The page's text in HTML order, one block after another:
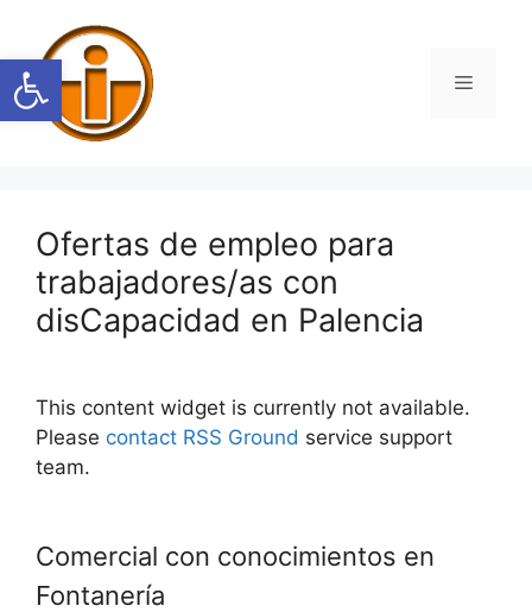
Abrir barra de herramientas
contenido
Menú
Ofertas de empleo para
trabajadores/as con
disCapacidad en Palencia
This content widget is currently not available.
Please contact RSS Ground service support
team.
Comercial con conocimientos en
Fontanería